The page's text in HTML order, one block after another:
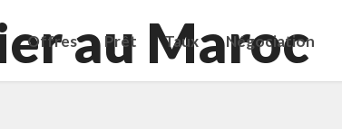
Offres Prêt Taux Négociation